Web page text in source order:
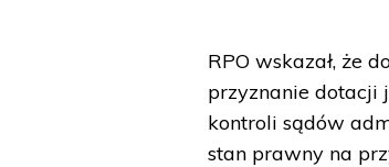
RPO wskazał, że
przyznanie dotacji
kontroli sądów
stan prawny na